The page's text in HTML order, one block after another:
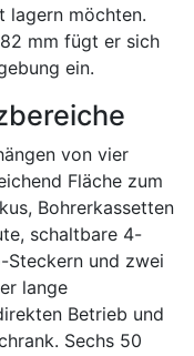
lagern möchten.
mm fügt er sich
ein.
von vier
Fläche zum
Bohrerkassetten
schaltbare 4-
und zwei
lange
Betrieb und
Sechs 50